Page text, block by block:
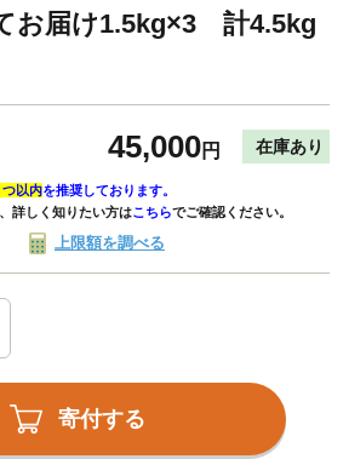
お届け1.5kg×3 計4.5kg
45,000円 在庫あり
以内を推奨しております。
詳しく知りたい方はこちらでご確認ください。
上限額を調べる
寄付する